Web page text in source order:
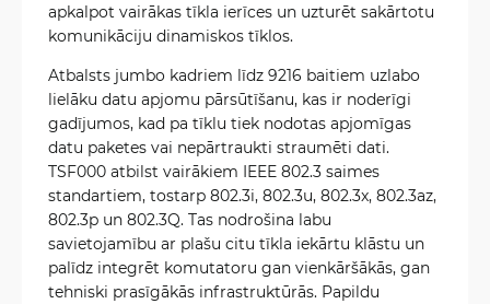
apkalpot vairākas tīkla ierīces un uzturēt sakārtotu
komunikāciju dinamiskos tīklos.
Atbalsts jumbo kadriem līdz 9216 baitiem uzlabo
lielāku datu apjomu pārsūtīšanu, kas ir noderīgi
gadījumos, kad pa tīklu tiek nodotas apjomīgas
datu paketes vai nepārtraukti straumēti dati.
TSF000 atbilst vairākiem IEEE 802.3 saimes
standartiem, tostarp 802.3i, 802.3u, 802.3x, 802.3az,
802.3p un 802.3Q. Tas nodrošina labu
savietojamību ar plašu citu tīkla iekārtu klāstu un
palīdz integrēt komutatoru gan vienkāršākās, gan
tehniski prasīgākās infrastruktūrās. Papildu